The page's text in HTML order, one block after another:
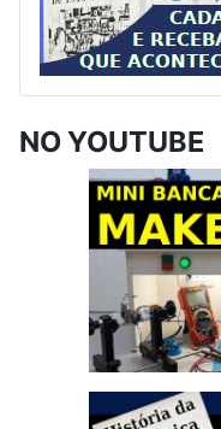
NO YOUTUBE